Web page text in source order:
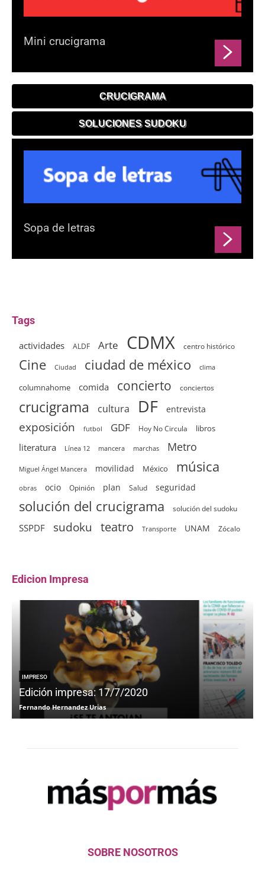
Mini crucigrama
CRUCIGRAMA
SOLUCIONES SUDOKU
Sopa de letras
Tags
actividades ALDF Arte CDMX centro histórico
Cine Ciudad ciudad de méxico clima
columnahome comida concierto conciertos
crucigrama cultura DF entrevista
exposición futbol GDF Hoy No Circula libros
literatura Línea 12 mancera marchas Metro
Miguel Ángel Mancera movilidad México música
obras ocio Opinión plan Salud seguridad
solución del crucigrama solución del sudoku
SSPDF sudoku teatro Transporte UNAM Zócalo
Edicion Impresa
IMPRESO
Edición impresa: 17/7/2020
Fernando Hernandez Urias
SOBRE NOSOTROS